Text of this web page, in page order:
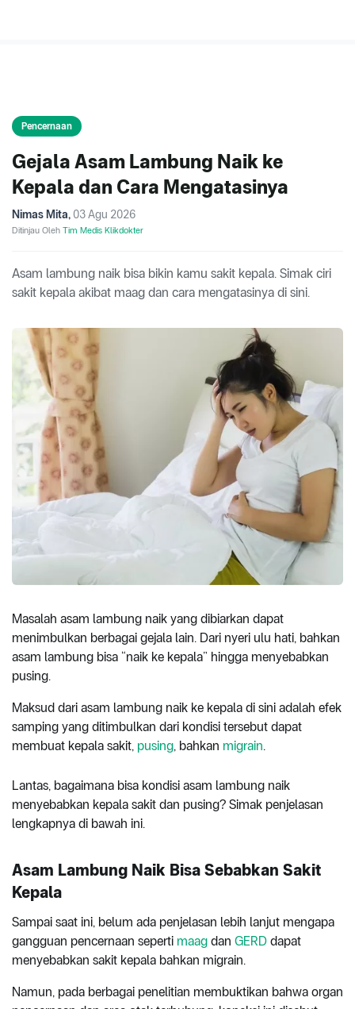
Pencernaan
Gejala Asam Lambung Naik ke
Kepala dan Cara Mengatasinya
Nimas Mita, 03 Agu 2026
Ditinjau Oleh Tim Medis Klikdokter
Asam lambung naik bisa bikin kamu sakit kepala. Simak ciri
sakit kepala akibat maag dan cara mengatasinya di sini.
Masalah asam lambung naik yang dibiarkan dapat
menimbulkan berbagai gejala lain. Dari nyeri ulu hati, bahkan
asam lambung bisa “naik ke kepala” hingga menyebabkan
pusing.
Maksud dari asam lambung naik ke kepala di sini adalah efek
samping yang ditimbulkan dari kondisi tersebut dapat
membuat kepala sakit, pusing, bahkan migrain.
Lantas, bagaimana bisa kondisi asam lambung naik
menyebabkan kepala sakit dan pusing? Simak penjelasan
lengkapnya di bawah ini.
Asam Lambung Naik Bisa Sebabkan Sakit
Kepala
Sampai saat ini, belum ada penjelasan lebih lanjut mengapa
gangguan pencernaan seperti maag dan GERD dapat
menyebabkan sakit kepala bahkan migrain.
Namun, pada berbagai penelitian membuktikan bahwa organ